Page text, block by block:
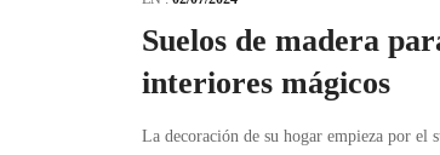
Suelos de madera
interiores mágicos
La decoración de su hogar empieza por el